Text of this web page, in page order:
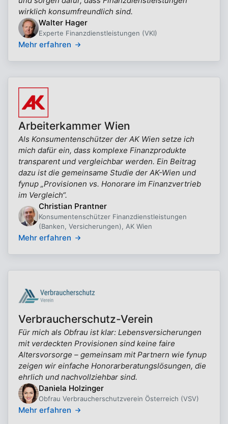
wirklich konsumfreundlich sind.
Walter Hager
Experte Finanzdienstleistungen (VKI)
Mehr erfahren
Arbeiterkammer Wien
Als Konsumentenschützer der AK Wien setze ich
mich dafür ein, dass komplexe Finanzprodukte
transparent und vergleichbar werden. Ein Beitrag
dazu ist die gemeinsame Studie der AK-Wien und
fynup „Provisionen vs. Honorare im Finanzvertrieb
im Vergleich“.
Christian Prantner
Konsumentenschützer Finanzdienstleistungen
(Banken, Versicherungen), AK Wien
Mehr erfahren
Verbraucherschutz-Verein
Für mich als Obfrau ist klar: Lebensversicherungen
mit verdeckten Provisionen sind keine faire
Altersvorsorge – gemeinsam mit Partnern wie fynup
zeigen wir einfache Honorarberatungslösungen, die
ehrlich und nachvollziehbar sind.
Daniela Holzinger
Obfrau Verbraucherschutzverein Österreich (VSV)
Mehr erfahren